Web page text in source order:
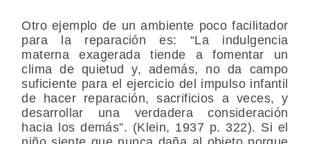
Otro ejemplo de un ambiente poco facilitador
para la reparación es: “La indulgencia
materna exagerada tiende a fomentar un
clima de quietud y, además, no da campo
suficiente para el ejercicio del impulso infantil
de hacer reparación, sacrificios a veces, y
desarrollar una verdadera consideración
hacia los demás”. (Klein, 1937 p. 322). Si el